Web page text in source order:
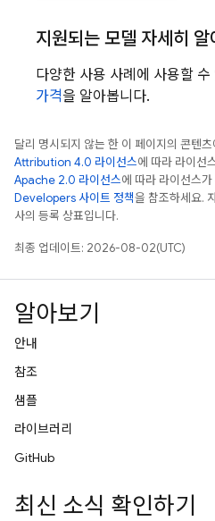
지원되는 모델 자세히 알
다양한 사용 사례에 사용할 수
가격을 알아봅니다.
달리 명시되지 않는 한 이 페이지의 콘텐츠
Attribution 4.0 라이선스에 따라 라이선
Apache 2.0 라이선스에 따라 라이선스
Developers 사이트 정책을 참조하세요.
사의 등록 상표입니다.
최종 업데이트: 2026-08-02(UTC)
알아보기
안내
참조
샘플
라이브러리
GitHub
최신 소식 확인하기